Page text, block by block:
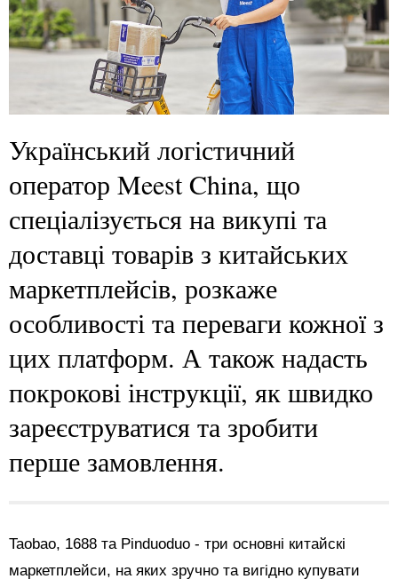
Український логістичний
оператор Meest China, що
спеціалізується на викупі та
доставці товарів з китайських
маркетплейсів, розкаже
особливості та переваги кожної з
цих платформ. А також надасть
покрокові інструкції, як швидко
зареєструватися та зробити
перше замовлення.
Taobao, 1688 та Pinduoduo - три основні китайскі
маркетплейси, на яких зручно та вигідно купувати